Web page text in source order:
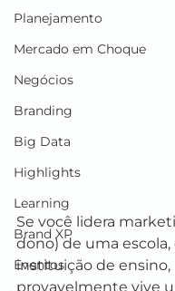
Planejamento
Mercado em Choque
Negócios
Branding
Big Data
Highlights
Learning
Brand XP
Eventos
Se você lidera
dono) de uma escola,
instituição de ensino,
provavelmente vive